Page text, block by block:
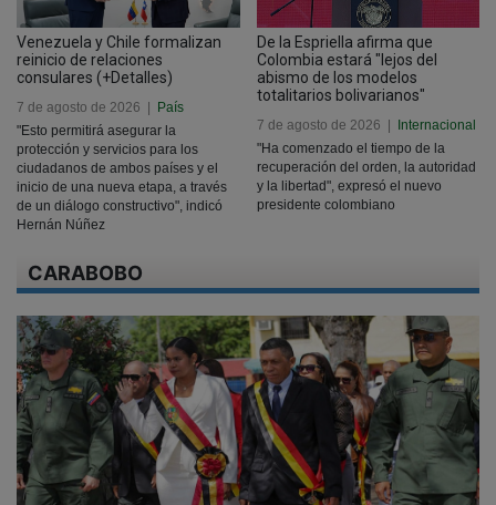
Venezuela y Chile formalizan
reinicio de relaciones
consulares (+Detalles)
7 de agosto de 2026
País
"Esto permitirá asegurar la
protección y servicios para los
ciudadanos de ambos países y el
inicio de una nueva etapa, a través
de un diálogo constructivo", indicó
Hernán Núñez
De la Espriella afirma que
Colombia estará "lejos del
abismo de los modelos
totalitarios bolivarianos"
7 de agosto de 2026
Internacional
"Ha comenzado el tiempo de la
recuperación del orden, la autoridad
y la libertad", expresó el nuevo
presidente colombiano
CARABOBO